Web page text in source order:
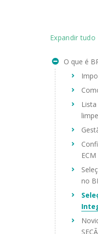
Expandir tudo
O que é
no